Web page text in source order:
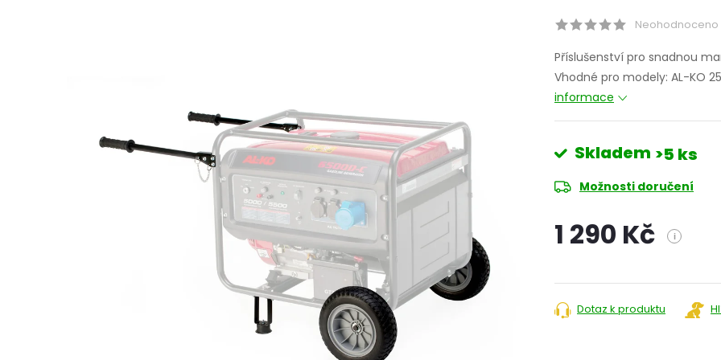
Neohodnoceno
Příslušenství pro snadnou
Vhodné pro modely: AL-KO
informace
Skladem >5 ks
Možnosti doručení
1 290 Kč i
Dotaz k produktu